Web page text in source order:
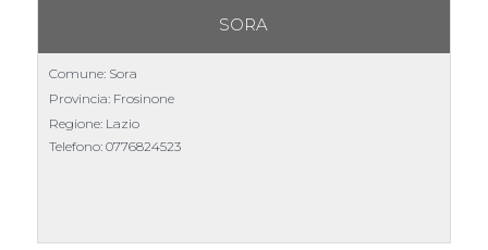
SORA
Comune: Sora
Provincia: Frosinone
Regione: Lazio
Telefono: 0776824523